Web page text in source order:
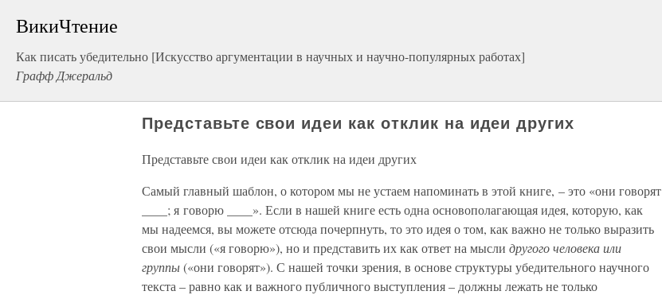
ВикиЧтение
Как писать убедительно [Искусство аргументации в научных и научно-популярных работах]
Графф Джеральд
Представьте свои идеи как отклик на идеи других
Представьте свои идеи как отклик на идеи других
Самый главный шаблон, о котором мы не устаем напоминать в этой книге, – это «они говорят
____; я говорю ____». Если в нашей книге есть одна основополагающая идея, которую, как
мы надеемся, вы можете отсюда почерпнуть, то это идея о том, как важно не только выразить
свои мысли («я говорю»), но и представить их как ответ на мысли другого человека или
группы(«они говорят»). С нашей точки зрения, в основе структуры убедительного научного
текста – равно как и важного публичного выступления – должны лежать не только